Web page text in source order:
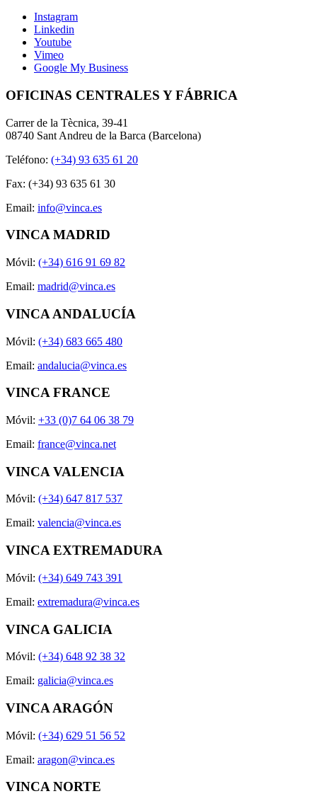
Instagram
Linkedin
Youtube
Vimeo
Google My Business
OFICINAS CENTRALES Y FÁBRICA
Carrer de la Tècnica, 39-41
08740 Sant Andreu de la Barca (Barcelona)
Teléfono: (+34) 93 635 61 20
Fax: (+34) 93 635 61 30
Email: info@vinca.es
VINCA MADRID
Móvil: (+34) 616 91 69 82
Email: madrid@vinca.es
VINCA ANDALUCÍA
Móvil: (+34) 683 665 480
Email: andalucia@vinca.es
VINCA FRANCE
Móvil: +33 (0)7 64 06 38 79
Email: france@vinca.net
VINCA VALENCIA
Móvil: (+34) 647 817 537
Email: valencia@vinca.es
VINCA EXTREMADURA
Móvil: (+34) 649 743 391
Email: extremadura@vinca.es
VINCA GALICIA
Móvil: (+34) 648 92 38 32
Email: galicia@vinca.es
VINCA ARAGÓN
Móvil: (+34) 629 51 56 52
Email: aragon@vinca.es
VINCA NORTE